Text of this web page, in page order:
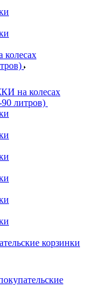
на колесах
литров)
корзинки